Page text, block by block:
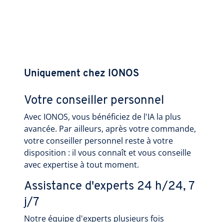
Uniquement chez IONOS
Votre conseiller personnel
Avec IONOS, vous bénéficiez de l'IA la plus
avancée. Par ailleurs, après votre commande,
votre conseiller personnel reste à votre
disposition : il vous connaît et vous conseille
avec expertise à tout moment.
Assistance d'experts 24 h/24, 7
j/7
Notre équipe d'experts plusieurs fois